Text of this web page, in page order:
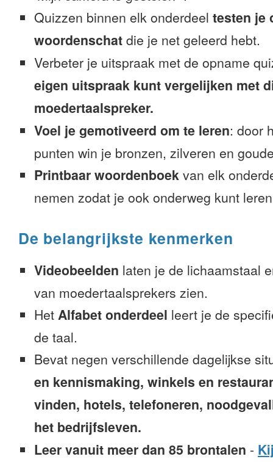
Quizzen binnen elk onderdeel testen je
woordenschat die je net geleerd hebt.
Verbeter je uitspraak met de opname
eigen uitspraak kunt vergelijken met
moedertaalspreker.
Voel je gemotiveerd om te leren: door
punten win je bronzen, zilveren en
Printbaar woordenboek van elk
nemen zodat je ook onderweg kunt
De belangrijkste kenmerken
Videobeelden laten je de lichaamstaal
van moedertaalsprekers zien.
Het Alfabet onderdeel leert je de
de taal.
Bevat negen verschillende dagelijkse
en kennismaking, winkels en
vinden, hotels, telefoneren,
het bedrijfsleven.
Leer vanuit meer dan 85 brontalen -